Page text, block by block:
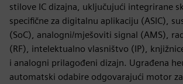
stilove IC dizajna, uključujući integrirane
specifične za digitalnu aplikaciju (ASIC),
(SoC), analogni/mješoviti signal (AMS),
(RF), intelektualno vlasništvo (IP),
i analogni prilagođeni dizajn. Ugrađena
automatski odabire odgovarajući motor